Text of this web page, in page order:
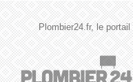
Plombier24.fr, le